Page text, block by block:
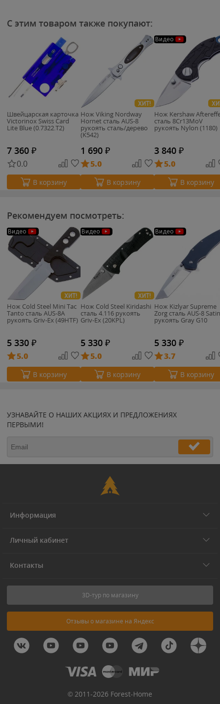
С этим товаром также покупают:
Швейцарская карточка
Victorinox Swiss Card
Lite Blue (0.7322.T2)
7 360 ₽
0.0
В корзину
ХИТ!
Нож Viking Nordway
Hornet сталь AUS-8
рукоять сталь/дерево
(K542)
1 690 ₽
5.0
В корзину
Видео
Нож Kershaw
сталь 8Cr13MoV
рукоять Nylon (1180)
3 840 ₽
5.0
В корзину
Рекомендуем посмотреть:
Видео
ХИТ!
Нож Cold Steel Mini Tac
Tanto сталь AUS-8A
рукоять Griv-Ex (49HTF)
5 330 ₽
5.0
В корзину
Видео
ХИТ!
Нож Cold Steel Kiridashi
сталь 4.116 рукоять
Griv-Ex (20KPL)
5 330 ₽
5.0
В корзину
Видео
Нож Kizlyar Supreme
Zorg сталь AUS-8 Satin
рукоять Gray G10
5 330 ₽
3.7
В корзину
УЗНАВАЙТЕ О НАШИХ АКЦИЯХ И ПРЕДЛОЖЕНИЯХ
ПЕРВЫМИ!
Информация
Личный кабинет
Контакты
3D-тур по магазину
Отзывы о магазине на Яндекс
© 2011-2026 Forest-Home